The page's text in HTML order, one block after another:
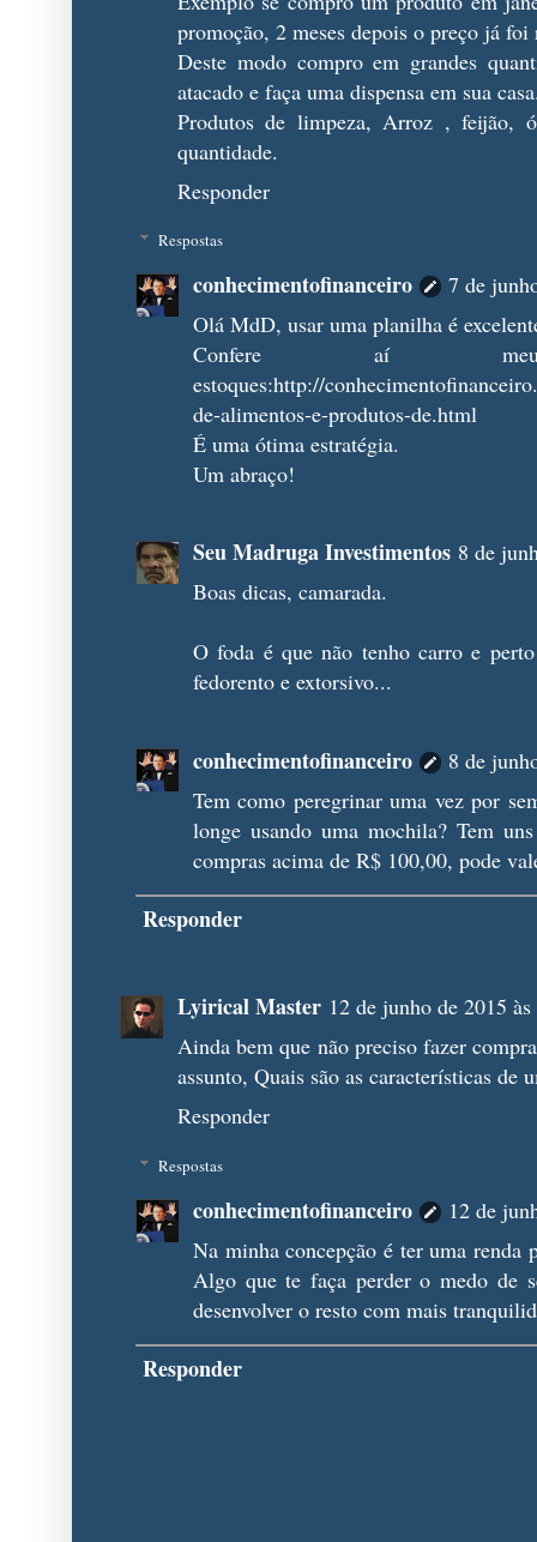
promoção, 2 meses depois o preço já
Deste modo compro em grandes
atacado e faça uma dispensa em sua
Produtos de limpeza, Arroz , feijão,
quantidade.
Responder
Respostas
conhecimentofinanceiro
7 de
Olá MdD, usar uma planilha é
Confere aí
estoques:http://
de-alimentos-e-produtos-de.html
É uma ótima estratégia.
Um abraço!
Seu Madruga Investimentos 8 de
Boas dicas, camarada.
O foda é que não tenho carro e
fedorento e extorsivo...
conhecimentofinanceiro
8 de
Tem como peregrinar uma vez por
longe usando uma mochila? Tem
compras acima de R$ 100,00, pode
Responder
Lyirical Master 12 de junho de 2015
Ainda bem que não preciso fazer
assunto, Quais são as características de
Responder
Respostas
conhecimentofinanceiro
12 de
Na minha concepção é ter uma renda
Algo que te faça perder o medo de
desenvolver o resto com mais
Responder